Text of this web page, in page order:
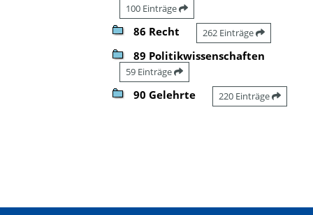
100 Einträge
86 Recht 262 Einträge
89 Politikwissenschaften
59 Einträge
90 Gelehrte 220 Einträge